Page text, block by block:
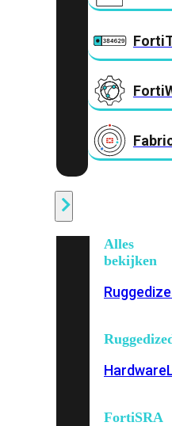
Alles
bekijken
Hardware
FortiSRA